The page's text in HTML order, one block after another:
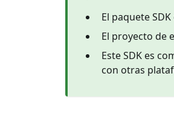
El paquete
El proyecto de
Este SDK es
con otras